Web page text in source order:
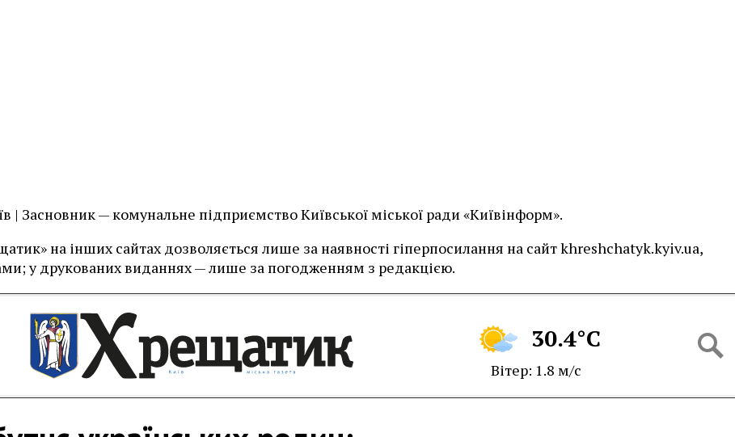
| Засновник — комунальне підприємство Київської міської ради «Київінформ».
на інших сайтах дозволяється лише за наявності гіперпосилання на сайт khreshchatyk.kyiv.ua,
у друкованих виданнях — лише за погодженням з редакцією.
30.4°C
Вітер: 1.8 м/с